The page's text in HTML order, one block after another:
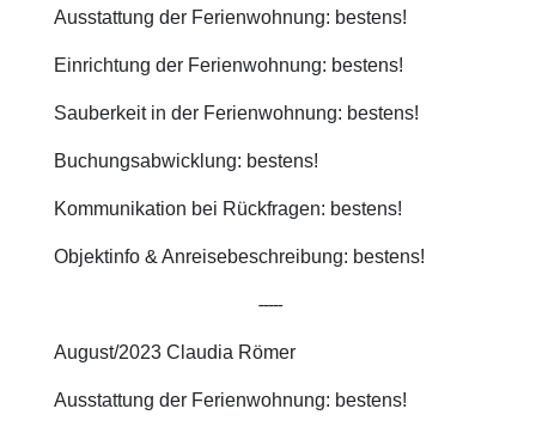
Ausstattung der Ferienwohnung: bestens!
Einrichtung der Ferienwohnung: bestens!
Sauberkeit in der Ferienwohnung: bestens!
Buchungsabwicklung: bestens!
Kommunikation bei Rückfragen: bestens!
Objektinfo & Anreisebeschreibung: bestens!
-----
August/2023 Claudia Römer
Ausstattung der Ferienwohnung: bestens!